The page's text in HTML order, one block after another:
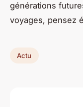
générations
voyages, pensez
Actu